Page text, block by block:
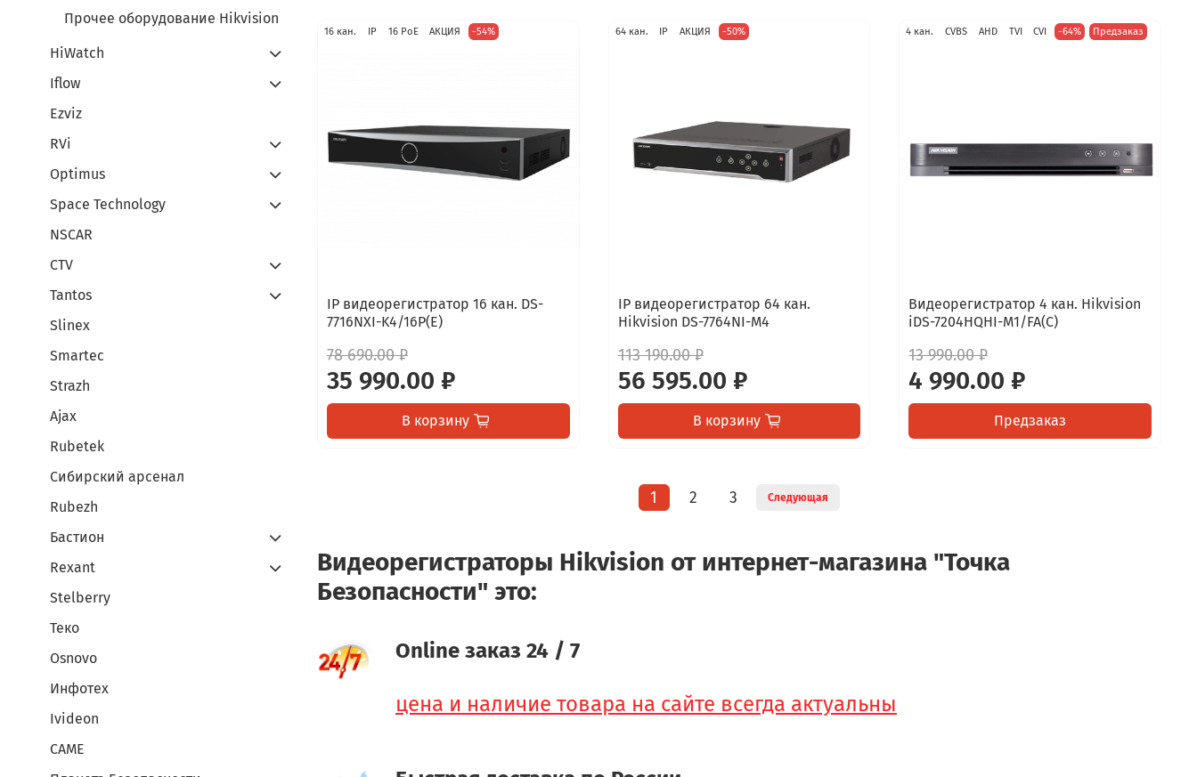
16 кан. IP 16 PoE АКЦИЯ -54%
IP видеорегистратор 16 кан. DS-
7716NXI-K4/16P(E)
78 690.00 ₽
35 990.00 ₽
В корзину
64 кан. IP АКЦИЯ -50%
IP видеорегистратор 64 кан.
Hikvision DS-7764NI-M4
113 190.00 ₽
56 595.00 ₽
В корзину
4 кан. CVBS AHD TVI CVI -64% Предзаказ
Видеорегистратор 4 кан. Hikvision
iDS-7204HQHI-M1/FA(C)
13 990.00 ₽
4 990.00 ₽
Предзаказ
1 2 3 Следующая
Видеорегистраторы Hikvision от интернет-магазина "Точка
Безопасности" это:
Online заказ 24 / 7
цена и наличие товара на сайте всегда актуальны
Прочее оборудование Hikvision
HiWatch
Iflow
Ezviz
RVi
Optimus
Space Technology
NSCAR
CTV
Tantos
Slinex
Smartec
Strazh
Ajax
Rubetek
Сибирский арсенал
Rubezh
Бастион
Rexant
Stelberry
Теко
Osnovo
Инфотех
Ivideon
CAME